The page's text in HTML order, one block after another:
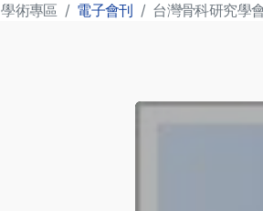
學術專區 電子會刊 台灣骨科研究學